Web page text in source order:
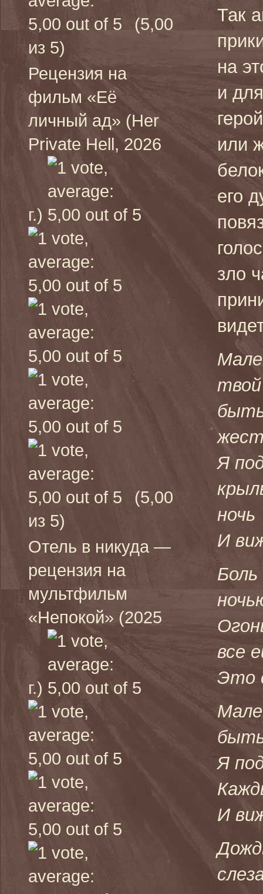
(5,00
из 5)
Рецензия на
фильм «Её
личный ад» (Her
Private Hell, 2026
г.)
(5,00
из 5)
Отель в никуда —
рецензия на
мультфильм
«Непокой» (2025
г.)
Так
на
и
или
его
зло
Я
ночь
И
все
Это
Я
И